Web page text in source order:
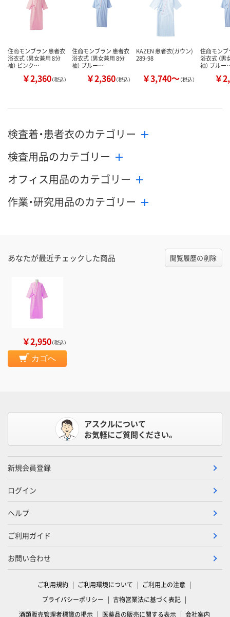
カゴへ カ
住商モンブラン 患者衣
浴衣式 （男女兼用 8分
袖） ピンク…
￥2,360（税込）
住商モンブラン 患者衣
浴衣式 （男女兼用 8分
袖） ブルー…
￥2,360（税込）
KAZEN 患者衣(ガウン)
289-98
￥3,740～（税込）
住商モン
浴衣式 （男
袖） ブル
￥
検査着・患者衣のカテゴリー
検査用品のカテゴリー
オフィス用品のカテゴリー
作業・研究用品のカテゴリー
あなたが最近チェックした商品 閲覧履歴の削除
￥2,950（税込）
カゴへ
アスクルについて
お気軽にご質問ください。
新規会員登録
ログイン
ヘルプ
ご利用ガイド
お問い合わせ
ご利用規約 ご利用環境について
ご利用上の注意
プライバシーポリシー
古物営業法に基づく表記
酒類販売管理者標識の掲示
医薬品の販売に関する表示 会社案内